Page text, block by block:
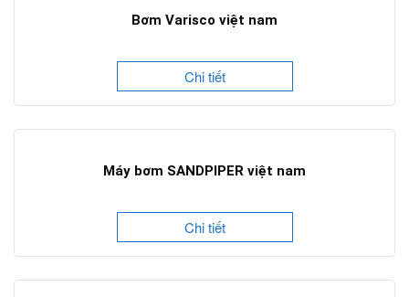
Bơm Varisco việt nam
Chi tiết
Máy bơm SANDPIPER việt nam
Chi tiết